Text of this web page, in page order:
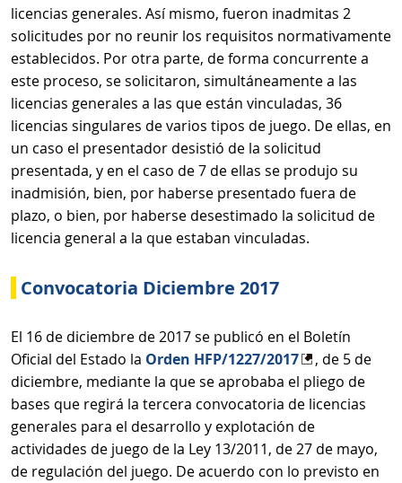
licencias generales. Así mismo, fueron inadmitas 2
solicitudes por no reunir los requisitos normativamente
establecidos. Por otra parte, de forma concurrente a
este proceso, se solicitaron, simultáneamente a las
licencias generales a las que están vinculadas, 36
licencias singulares de varios tipos de juego. De ellas, en
un caso el presentador desistió de la solicitud
presentada, y en el caso de 7 de ellas se produjo su
inadmisión, bien, por haberse presentado fuera de
plazo, o bien, por haberse desestimado la solicitud de
licencia general a la que estaban vinculadas.
Convocatoria Diciembre 2017
El 16 de diciembre de 2017 se publicó en el Boletín
Oficial del Estado la Orden HFP/1227/2017
, de 5 de
diciembre, mediante la que se aprobaba el pliego de
bases que regirá la tercera convocatoria de licencias
generales para el desarrollo y explotación de
actividades de juego de la Ley 13/2011, de 27 de mayo,
de regulación del juego. De acuerdo con lo previsto en